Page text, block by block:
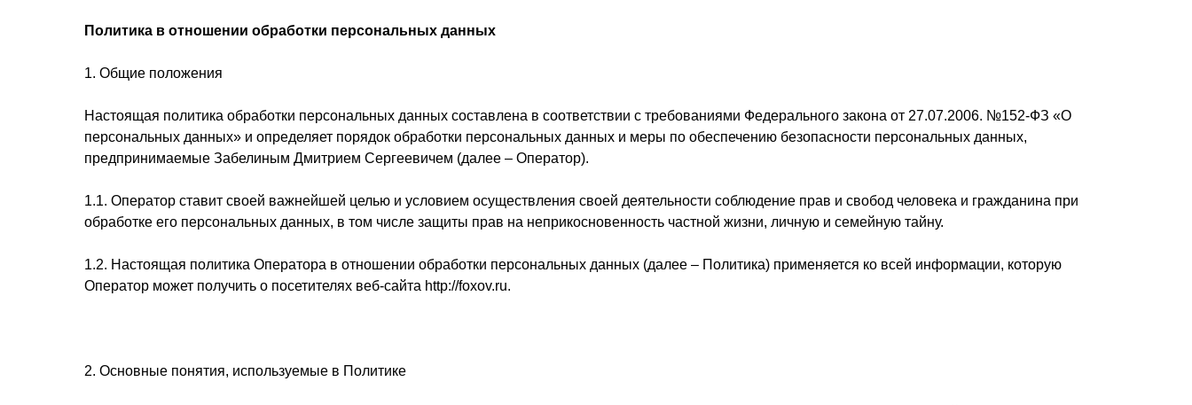
Политика в отношении обработки персональных данных
1. Общие положения
Настоящая политика обработки персональных данных составлена в соответствии с требованиями Федерального закона от 27.07.2006. №152-ФЗ «О
персональных данных» и определяет порядок обработки персональных данных и меры по обеспечению безопасности персональных данных,
предпринимаемые Забелиным Дмитрием Сергеевичем (далее – Оператор).
1.1. Оператор ставит своей важнейшей целью и условием осуществления своей деятельности соблюдение прав и свобод человека и гражданина при
обработке его персональных данных, в том числе защиты прав на неприкосновенность частной жизни, личную и семейную тайну.
1.2. Настоящая политика Оператора в отношении обработки персональных данных (далее – Политика) применяется ко всей информации, которую
Оператор может получить о посетителях веб-сайта http://foxov.ru.
2. Основные понятия, используемые в Политике